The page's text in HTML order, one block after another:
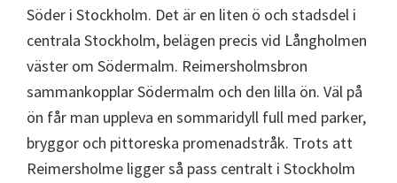
Söder i Stockholm. Det är en liten ö och stadsdel i
centrala Stockholm, belägen precis vid Långholmen
väster om Södermalm. Reimersholmsbron
sammankopplar Södermalm och den lilla ön. Väl på
ön får man uppleva en sommaridyll full med parker,
bryggor och pittoreska promenadstråk. Trots att
Reimersholme ligger så pass centralt i Stockholm